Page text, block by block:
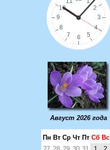
Август 2026 года
Пн Вт Ср Чт Пт Сб Вс